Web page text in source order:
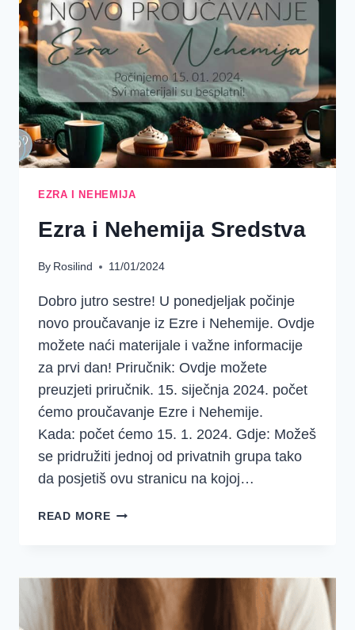
I
NEHEMIJA
1.
TJEDAN
EZRA I NEHEMIJA
Ezra i Nehemija Sredstva
By Rosilind 11/01/2024
Dobro jutro sestre! U ponedjeljak počinje
novo proučavanje iz Ezre i Nehemije. Ovdje
možete naći materijale i važne informacije
za prvi dan! Priručnik: Ovdje možete
preuzjeti priručnik. 15. siječnja 2024. počet
ćemo proučavanje Ezre i Nehemije.
Kada: počet ćemo 15. 1. 2024. Gdje: Možeš
se pridružiti jednoj od privatnih grupa tako
da posjetiš ovu stranicu na kojoj…
READ MOREEZRA